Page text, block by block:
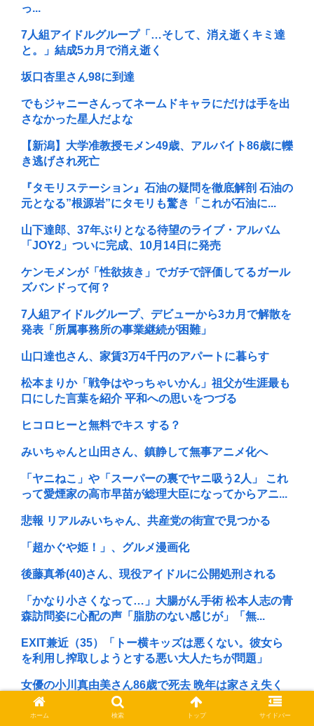
っ...
7人組アイドルグループ「…そして、消え逝くキミ達
と。」結成5カ月で消え逝く
坂口杏里さん98に到達
でもジャニーさんってネームドキャラにだけは手を出
さなかった星人だよな
【新潟】大学准教授モメン49歳、アルバイト86歳に轢
き逃げされ死亡
『タモリステーション』石油の疑問を徹底解剖 石油の
元となる”根源岩”にタモリも驚き「これが石油に...
山下達郎、37年ぶりとなる待望のライブ・アルバム
「JOY2」ついに完成、10月14日に発売
ケンモメンが「性欲抜き」でガチで評価してるガール
ズバンドって何？
7人組アイドルグループ、デビューから3カ月で解散を
発表「所属事務所の事業継続が困難」
山口達也さん、家賃3万4千円のアパートに暮らす
松本まりか「戦争はやっちゃいかん」祖父が生涯最も
口にした言葉を紹介 平和への思いをつづる
ヒコロヒーと無料でキス する？
みいちゃんと山田さん、鎮静して無事アニメ化へ
「ヤニねこ」や「スーパーの裏でヤニ吸う2人」 これ
って愛煙家の高市早苗が総理大臣になってからアニ...
悲報 リアルみいちゃん、共産党の街宣で見つかる
「超かぐや姫！」、グルメ漫画化
後藤真希(40)さん、現役アイドルに公開処刑される
「かなり小さくなって…」大腸がん手術 松本人志の青
森訪問姿に心配の声「脂肪のない感じが」「無...
EXIT兼近（35）「トー横キッズは悪くない。彼女ら
を利用し搾取しようとする悪い大人たちが問題」
女優の小川真由美さん86歳で死去 晩年は家さえ失く
していたことが判明
ホーム 検索 トップ サイドバー